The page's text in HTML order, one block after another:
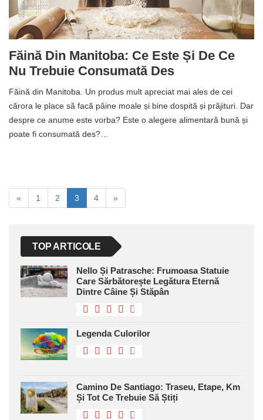
Făină Din Manitoba: Ce Este Și De Ce
Nu Trebuie Consumată Des
Făină din Manitoba. Un produs mult apreciat mai ales de cei
cărora le place să facă pâine moale și bine dospită și prăjituri. Dar
despre ce anume este vorba? Este o alegere alimentară bună și
poate fi consumată des?…
« 1 2 3 4 »
TOP ARTICOLE
Nello Și Patrasche: Frumoasa Statuie
Care Sărbătorește Legătura Eternă
Dintre Câine Și Stăpân
Legenda Culorilor
Camino De Santiago: Traseu, Etape, Km
Și Tot Ce Trebuie Să Știți